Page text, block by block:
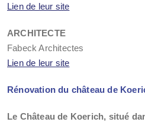
Lien de leur site
ARCHITECTE
Fabeck Architectes
Lien de leur site
Rénovation du château de
Le Château de Koerich, situé